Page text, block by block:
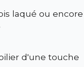
laqué ou
d'une touche